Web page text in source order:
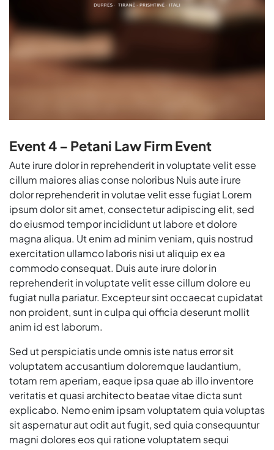
Event 4 – Petani Law Firm Event
Aute irure dolor in reprehenderit in voluptate velit esse
cillum maiores alias conse noloribus Nuis aute irure
dolor reprehenderit in volutae velit esse fugiat Lorem
ipsum dolor sit amet, consectetur adipiscing elit, sed
do eiusmod tempor incididunt ut labore et dolore
magna aliqua. Ut enim ad minim veniam, quis nostrud
exercitation ullamco laboris nisi ut aliquip ex ea
commodo consequat. Duis aute irure dolor in
reprehenderit in voluptate velit esse cillum dolore eu
fugiat nulla pariatur. Excepteur sint occaecat cupidatat
non proident, sunt in culpa qui officia deserunt mollit
anim id est laborum.
Sed ut perspiciatis unde omnis iste natus error sit
voluptatem accusantium doloremque laudantium,
totam rem aperiam, eaque ipsa quae ab illo inventore
veritatis et quasi architecto beatae vitae dicta sunt
explicabo. Nemo enim ipsam voluptatem quia voluptas
sit aspernatur aut odit aut fugit, sed quia consequuntur
magni dolores eos qui ratione voluptatem sequi